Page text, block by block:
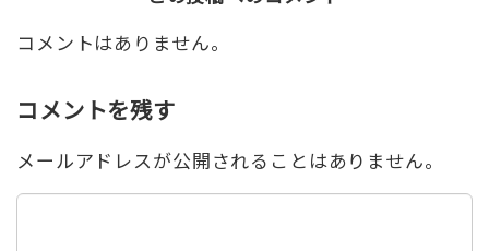
コメントはありません。
コメントを残す
メールアドレスが公開されることはありません。